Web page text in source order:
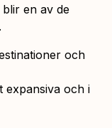
en av de
och
expansiva och i